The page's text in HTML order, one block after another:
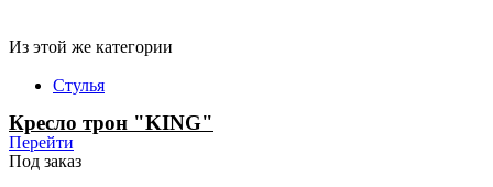
Из этой же категории
Стулья
Кресло трон "KING"
Перейти
Под заказ